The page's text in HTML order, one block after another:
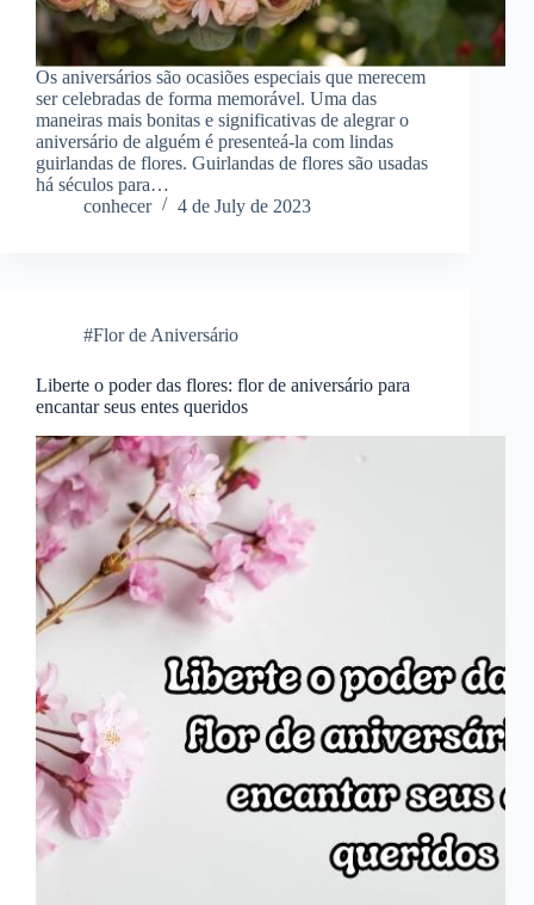
Os aniversários são ocasiões especiais que merecem
ser celebradas de forma memorável. Uma das
maneiras mais bonitas e significativas de alegrar o
aniversário de alguém é presenteá-la com lindas
guirlandas de flores. Guirlandas de flores são usadas
há séculos para…
conhecer
4 de July de 2023
#Flor de Aniversário
Liberte o poder das flores: flor de aniversário para
encantar seus entes queridos